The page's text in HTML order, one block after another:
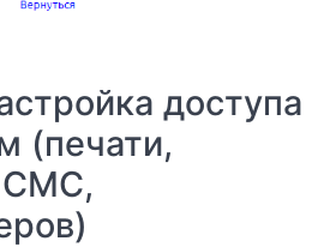
доступа
(печати,
СМС,